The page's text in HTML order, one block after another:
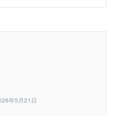
年5月21日